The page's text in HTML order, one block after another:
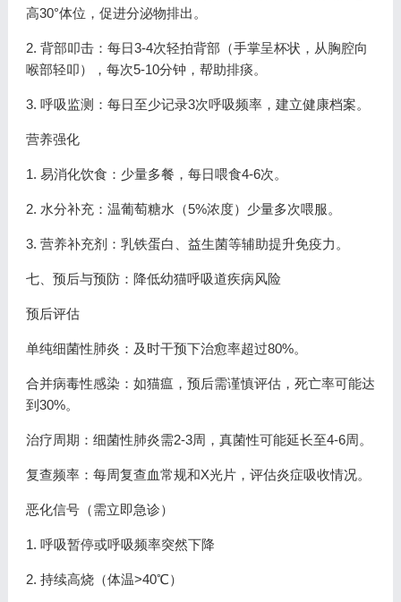
高30°体位，促进分泌物排出。
2. 背部叩击：每日3-4次轻拍背部（手掌呈杯状，从胸腔向
喉部轻叩），每次5-10分钟，帮助排痰。
3. 呼吸监测：每日至少记录3次呼吸频率，建立健康档案。
营养强化
1. 易消化饮食：少量多餐，每日喂食4-6次。
2. 水分补充：温葡萄糖水（5%浓度）少量多次喂服。
3. 营养补充剂：乳铁蛋白、益生菌等辅助提升免疫力。
七、预后与预防：降低幼猫呼吸道疾病风险
预后评估
单纯细菌性肺炎：及时干预下治愈率超过80%。
合并病毒性感染：如猫瘟，预后需谨慎评估，死亡率可能达
到30%。
治疗周期：细菌性肺炎需2-3周，真菌性可能延长至4-6周。
复查频率：每周复查血常规和X光片，评估炎症吸收情况。
恶化信号（需立即急诊）
1. 呼吸暂停或呼吸频率突然下降
2. 持续高烧（体温>40℃）